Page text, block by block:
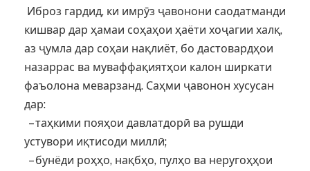
Иброз гардид, ки имрӯз ҷавонони саодатманди
кишвар дар ҳамаи соҳаҳои ҳаёти хоҷагии халқ,
аз ҷумла дар соҳаи нақлиёт, бо дастовардҳои
назаррас ва муваффақиятҳои калон ширкати
фаъолона меварзанд. Саҳми ҷавонон хусусан
дар:
– таҳкими пояҳои давлатдорӣ ва рушди
устувори иқтисоди миллӣ;
– бунёди роҳҳо, нақбҳо, пулҳо ва неругоҳҳои